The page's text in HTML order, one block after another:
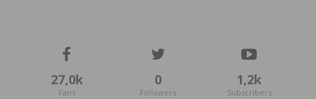
27,0k
Fans
0
Followers
1,2k
Subscribers